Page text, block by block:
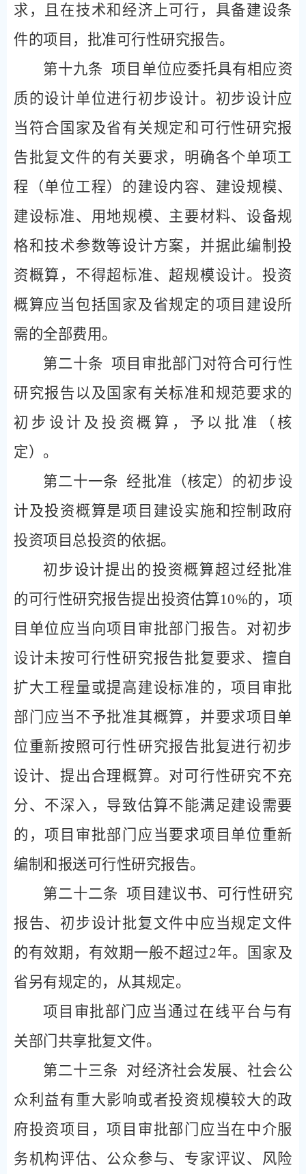
求，且在技术和经济上可行，具备建设条
件的项目，批准可行性研究报告。
第十九条 项目单位应委托具有相应资
质的设计单位进行初步设计。初步设计应
当符合国家及省有关规定和可行性研究报
告批复文件的有关要求，明确各个单项工
程（单位工程）的建设内容、建设规模、
建设标准、用地规模、主要材料、设备规
格和技术参数等设计方案，并据此编制投
资概算，不得超标准、超规模设计。投资
概算应当包括国家及省规定的项目建设所
需的全部费用。
第二十条 项目审批部门对符合可行性
研究报告以及国家有关标准和规范要求的
初步设计及投资概算，予以批准（核
定）。
第二十一条 经批准（核定）的初步设
计及投资概算是项目建设实施和控制政府
投资项目总投资的依据。
初步设计提出的投资概算超过经批准
的可行性研究报告提出投资估算10%的，项
目单位应当向项目审批部门报告。对初步
设计未按可行性研究报告批复要求、擅自
扩大工程量或提高建设标准的，项目审批
部门应当不予批准其概算，并要求项目单
位重新按照可行性研究报告批复进行初步
设计、提出合理概算。对可行性研究不充
分、不深入，导致估算不能满足建设需要
的，项目审批部门应当要求项目单位重新
编制和报送可行性研究报告。
第二十二条 项目建议书、可行性研究
报告、初步设计批复文件中应当规定文件
的有效期，有效期一般不超过2年。国家及
省另有规定的，从其规定。
项目审批部门应当通过在线平台与有
关部门共享批复文件。
第二十三条 对经济社会发展、社会公
众利益有重大影响或者投资规模较大的政
府投资项目，项目审批部门应当在中介服
务机构评估、公众参与、专家评议、风险